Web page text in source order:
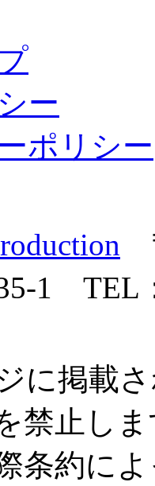
ー
ポリシー
1 TEL
に掲載
禁止し
条約に